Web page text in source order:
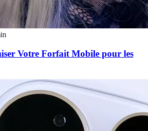
Votre Forfait Mobile pour les